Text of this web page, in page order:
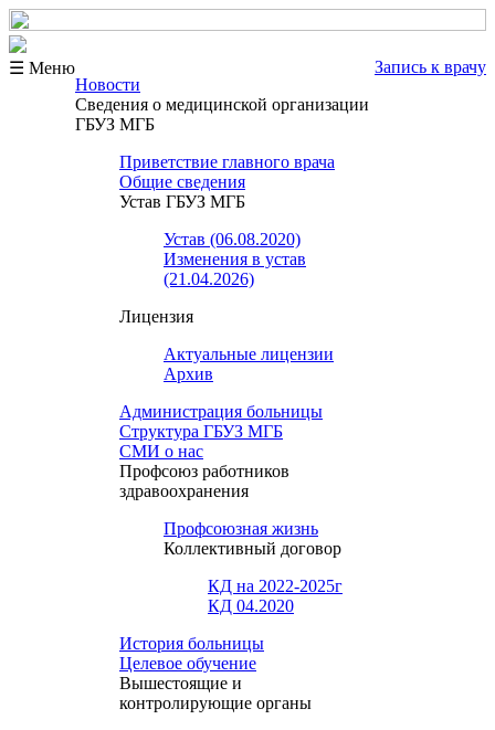
☰ Меню
Запись к врачу
Новости
Сведения о медицинской организации
ГБУЗ МГБ
Приветствие главного врача
Общие сведения
Устав ГБУЗ МГБ
Устав (06.08.2020)
Изменения в устав
(21.04.2026)
Лицензия
Актуальные лицензии
Архив
Администрация больницы
Структура ГБУЗ МГБ
СМИ о нас
Профсоюз работников
здравоохранения
Профсоюзная жизнь
Коллективный договор
КД на 2022-2025г
КД 04.2020
История больницы
Целевое обучение
Вышестоящие и
контролирующие органы